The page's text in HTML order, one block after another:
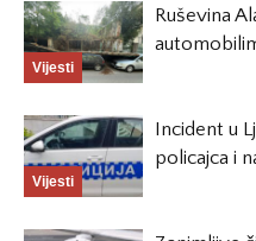
Vijesti
Ruševina
Vijesti
Incident u
policajca i